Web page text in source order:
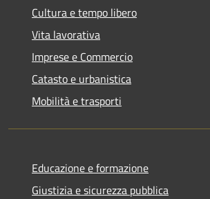
Cultura e tempo libero
Vita lavorativa
Imprese e Commercio
Catasto e urbanistica
Mobilità e trasporti
Educazione e formazione
Giustizia e sicurezza pubblica